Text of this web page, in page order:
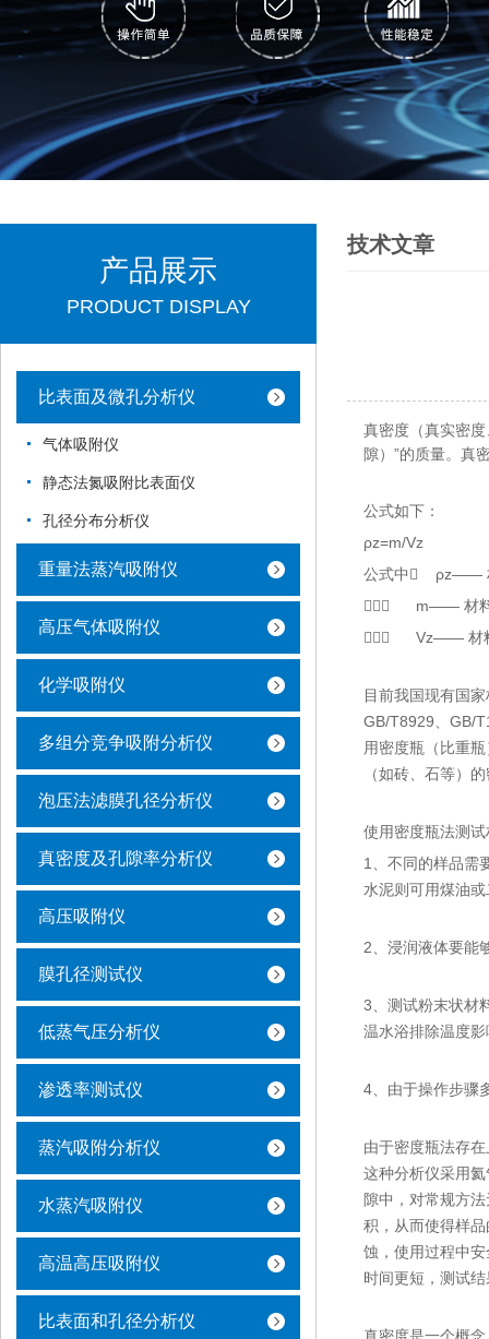
产品展示
PRODUCT DISPLAY
比表面及微孔分析仪
气体吸附仪
静态法氮吸附比表面仪
孔径分布分析仪
重量法蒸汽吸附仪
高压气体吸附仪
化学吸附仪
多组分竞争吸附分析仪
泡压法滤膜孔径分析仪
真密度及孔隙率分析仪
高压吸附仪
膜孔径测试仪
低蒸气压分析仪
渗透率测试仪
蒸汽吸附分析仪
水蒸汽吸附仪
高温高压吸附仪
比表面和孔径分析仪
技术文章
真密度（真实密
隙）”的质量。真
公式如下：
ρz=m/Vz
公式中 ρz——
 m—— 材料
 Vz—— 材料
目前我国现有国
GB/T8929、GB/
用密度瓶（比重
（如砖、石等）
使用密度瓶法测
1、不同的样品需
水泥则可用煤油
2、浸润液体要能
3、测试粉末状材
温水浴排除温度
4、由于操作步骤
由于密度瓶法存
这种分析仪采用
隙中，对常规方
积，从而使得样
蚀，使用过程中
时间更短，测试